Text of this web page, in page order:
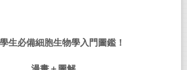
生必備細胞生物學入門圖鑑！